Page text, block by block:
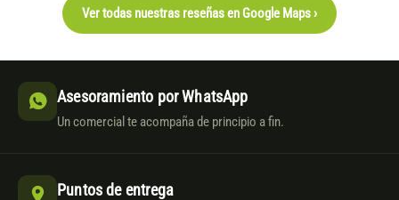
Ver todas nuestras reseñas en Google Maps ›
Asesoramiento por WhatsApp
Un comercial te acompaña de principio a fin.
Puntos de entrega